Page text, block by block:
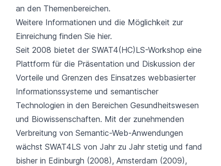
an den Themenbereichen.
Weitere Informationen und die Möglichkeit zur
Einreichung finden Sie hier.
Seit 2008 bietet der SWAT4(HC)LS-Workshop eine
Plattform für die Präsentation und Diskussion der
Vorteile und Grenzen des Einsatzes webbasierter
Informationssysteme und semantischer
Technologien in den Bereichen Gesundheitswesen
und Biowissenschaften. Mit der zunehmenden
Verbreitung von Semantic-Web-Anwendungen
wächst SWAT4LS von Jahr zu Jahr stetig und fand
bisher in Edinburgh (2008), Amsterdam (2009),